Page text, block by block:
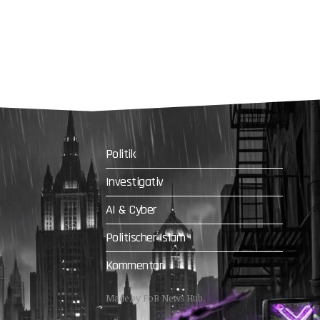
Politik
Investigativ
AI & Cyber
Politischer Islam
Kommentar
Made by FoB News Hub.